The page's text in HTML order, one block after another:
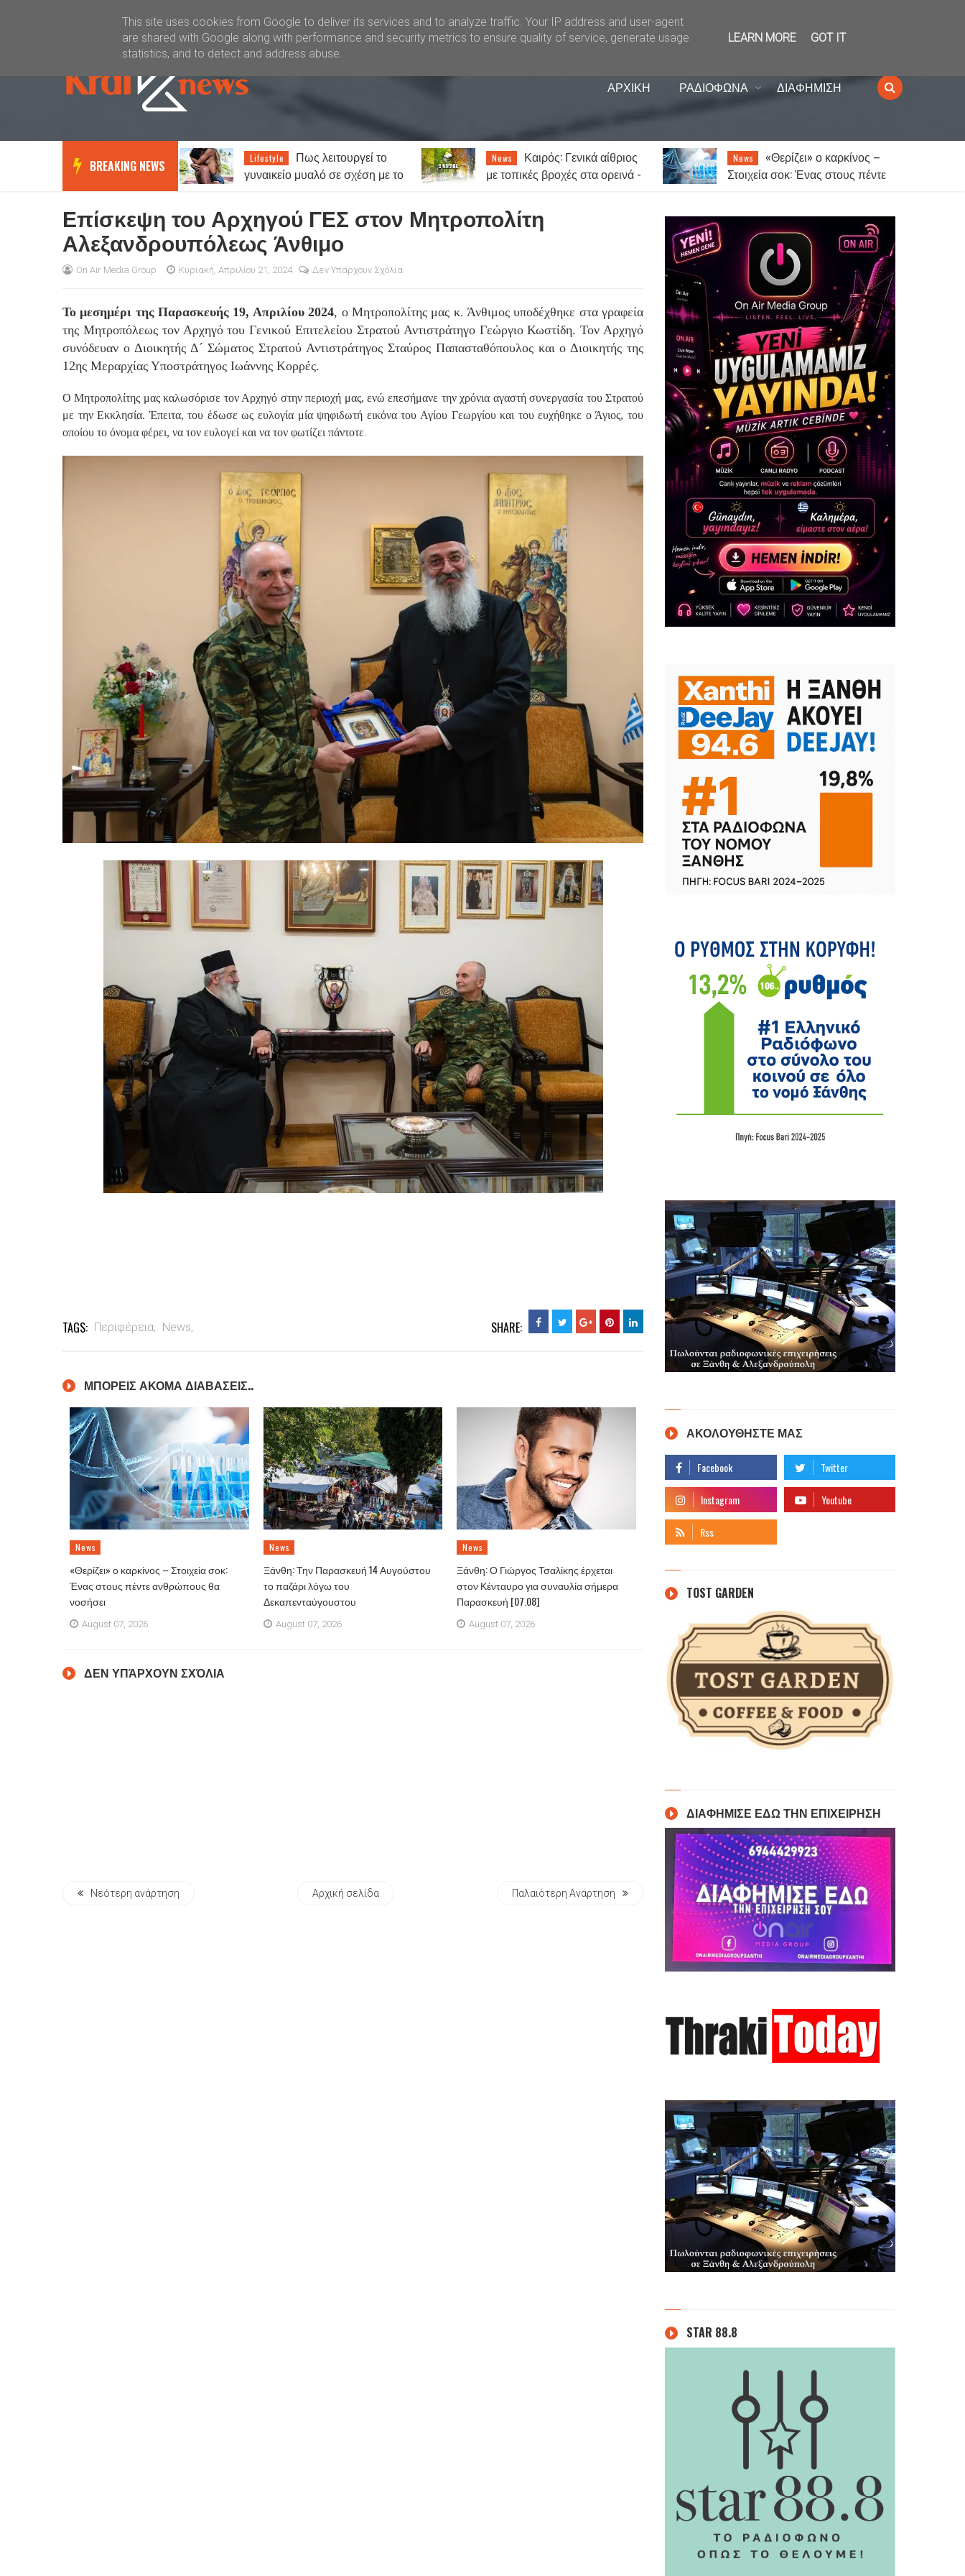
Καλώς ήλθατε Kral News
ΑΡΧΙΚΗ ΡΑΔΙΟΦΩΝΑ ΔΙΑΦΗΜΙΣΗ
BREAKING NEWS
Πως λειτουργεί το
γυναικείο μυαλό σε σχέση με το
News
Καιρός: Γενικά αίθριος
με τοπικές βροχές στα ορεινά -
News
«Θερίζει» ο καρκίνος –
Στοιχεία σοκ: Ένας στους πέντε
News
Ξάνθη: Την Παρασκευή
14 Αυγούστου το παζάρι λόγω
Επίσκεψη του Αρχηγού ΓΕΣ στον Μητροπολίτη
Αλεξανδρουπόλεως Άνθιμο
On Air Media Group Κυριακή, Απριλίου 21, 2024 Δεν Υπάρχουν Σχόλια
Το μεσημέρι της Παρασκευής 19, Απριλίου 2024, ο Μητροπολίτης μας κ. Άνθιμος υποδέχθηκε στα γραφεία
της Μητροπόλεως τον Αρχηγό του Γενικού Επιτελείου Στρατού Αντιστράτηγο Γεώργιο Κωστίδη. Τον Αρχηγό
συνόδευαν ο Διοικητής Δ´ Σώματος Στρατού Αντιστράτηγος Σταύρος Παπασταθόπουλος και ο Διοικητής της
12ης Μεραρχίας Υποστράτηγος Ιωάννης Κορρές.
Ο Μητροπολίτης μας καλωσόρισε τον Αρχηγό στην περιοχή μας, ενώ επεσήμανε την χρόνια αγαστή συνεργασία του Στρατού
με την Εκκλησία. Έπειτα, του έδωσε ως ευλογία μία ψηφιδωτή εικόνα του Αγίου Γεωργίου και του ευχήθηκε ο Άγιος, του
οποίου το όνομα φέρει, να τον ευλογεί και να τον φωτίζει πάντοτε.
TAGS: Περιφέρεια, News, SHARE:
ΜΠΟΡΕΙΣ ΑΚΟΜΑ ΔΙΑΒΑΣΕΙΣ..
News
«Θερίζει» ο καρκίνος – Στοιχεία σοκ:
Ένας στους πέντε ανθρώπους θα
νοσήσει
August 07, 2026
News
Ξάνθη: Την Παρασκευή 14 Αυγούστου
το παζάρι λόγω του
Δεκαπενταύγουστου
August 07, 2026
News
Ξάνθη: Ο Γιώργος Τσαλίκης έρχεται
στον Κένταυρο για συναυλία σήμερα
Παρασκευή [07.08]
August 07, 2026
ΔΕΝ ΥΠΆΡΧΟΥΝ ΣΧΌΛΙΑ
Νεότερη ανάρτηση Αρχική σελίδα Παλαιότερη Ανάρτηση
ΑΚΟΛΟΥΘΗΣΤΕ ΜΑΣ
TOST GARDEN
ΔΙΑΦΗΜΙΣΕ ΕΔΩ ΤΗΝ ΕΠΙΧΕΙΡΗΣΗ
STAR 88.8
This site uses cookies from Google to deliver its services and to analyze traffic. Your IP address and user-agent
are shared with Google along with performance and security metrics to ensure quality of service, generate usage
statistics, and to detect and address abuse.
LEARN MORE GOT IT